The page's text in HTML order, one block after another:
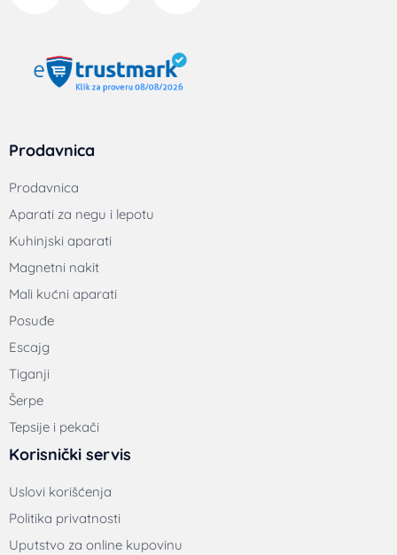
Prodavnica
Prodavnica
Aparati za negu i lepotu
Kuhinjski aparati
Magnetni nakit
Mali kućni aparati
Posuđe
Escajg
Tiganji
Šerpe
Tepsije i pekači
Korisnički servis
Uslovi korišćenja
Politika privatnosti
Uputstvo za online kupovinu